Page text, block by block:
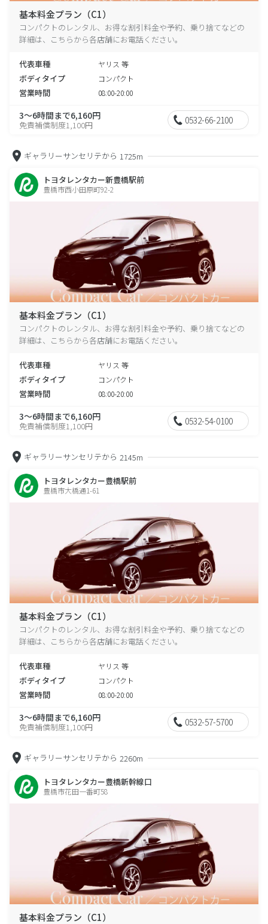
基本料金プラン（C1）
コンパクトのレンタル、お得な割引料金や予約、乗り捨てなどの
詳細は、こちらから各店舗にお電話ください。
代表車種 ヤリス 等
ボディタイプ コンパクト
営業時間 08:00-20:00
3～6時間まで6,160円
免責補償制度1,100円 0532-66-2100
ギャラリーサンセリテから 1725m
トヨタレンタカー新豊橋駅前
豊橋市西小田原町92-2
基本料金プラン（C1）
コンパクトのレンタル、お得な割引料金や予約、乗り捨てなどの
詳細は、こちらから各店舗にお電話ください。
代表車種 ヤリス 等
ボディタイプ コンパクト
営業時間 08:00-20:00
3～6時間まで6,160円
免責補償制度1,100円 0532-54-0100
ギャラリーサンセリテから 2145m
トヨタレンタカー豊橋駅前
豊橋市大橋通1-61
基本料金プラン（C1）
コンパクトのレンタル、お得な割引料金や予約、乗り捨てなどの
詳細は、こちらから各店舗にお電話ください。
代表車種 ヤリス 等
ボディタイプ コンパクト
営業時間 08:00-20:00
3～6時間まで6,160円
免責補償制度1,100円 0532-57-5700
ギャラリーサンセリテから 2260m
トヨタレンタカー豊橋新幹線口
豊橋市花田一番町58
基本料金プラン（C1）